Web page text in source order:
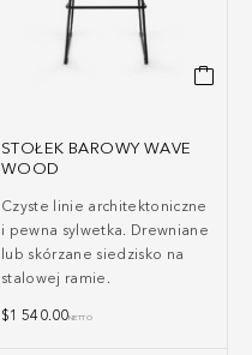
STOŁEK BAROWY WAVE
WOOD
Czyste linie architektoniczne
i pewna sylwetka. Drewniane
lub skórzane siedzisko na
stalowej ramie.
$1 540.00NETTO